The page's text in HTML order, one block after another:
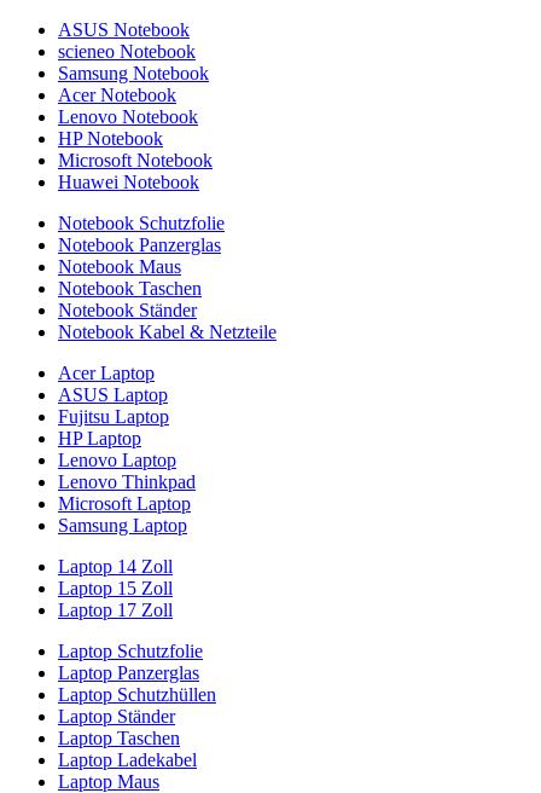
ASUS Notebook
scieneo Notebook
Samsung Notebook
Acer Notebook
Lenovo Notebook
HP Notebook
Microsoft Notebook
Huawei Notebook
Notebook Schutzfolie
Notebook Panzerglas
Notebook Maus
Notebook Taschen
Notebook Ständer
Notebook Kabel & Netzteile
Acer Laptop
ASUS Laptop
Fujitsu Laptop
HP Laptop
Lenovo Laptop
Lenovo Thinkpad
Microsoft Laptop
Samsung Laptop
Laptop 14 Zoll
Laptop 15 Zoll
Laptop 17 Zoll
Laptop Schutzfolie
Laptop Panzerglas
Laptop Schutzhüllen
Laptop Ständer
Laptop Taschen
Laptop Ladekabel
Laptop Maus